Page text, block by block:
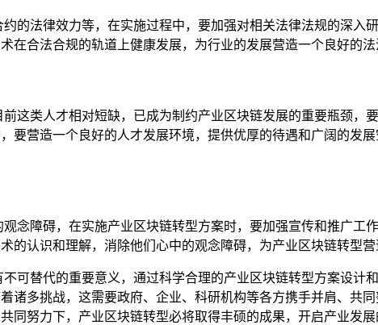
的法律效力等，在实施过程中，要加强对相关法律法规的深入
合法合规的轨道上健康发展，为行业的发展营造一个良好的法
这类人才相对短缺，已成为制约产业区块链发展的重要瓶颈，
要营造一个良好的人才发展环境，提供优厚的待遇和广阔的发
念障碍，在实施产业区块链转型方案时，要加强宣传和推广工
认识和理解，消除他们心中的观念障碍，为产业区块链转型营
可替代的重要意义，通过科学合理的产业区块链转型方案设计
诸多挑战，这需要政府、企业、科研机构等各方携手并肩、共
努力下，产业区块链转型必将取得丰硕的成果，开启产业发